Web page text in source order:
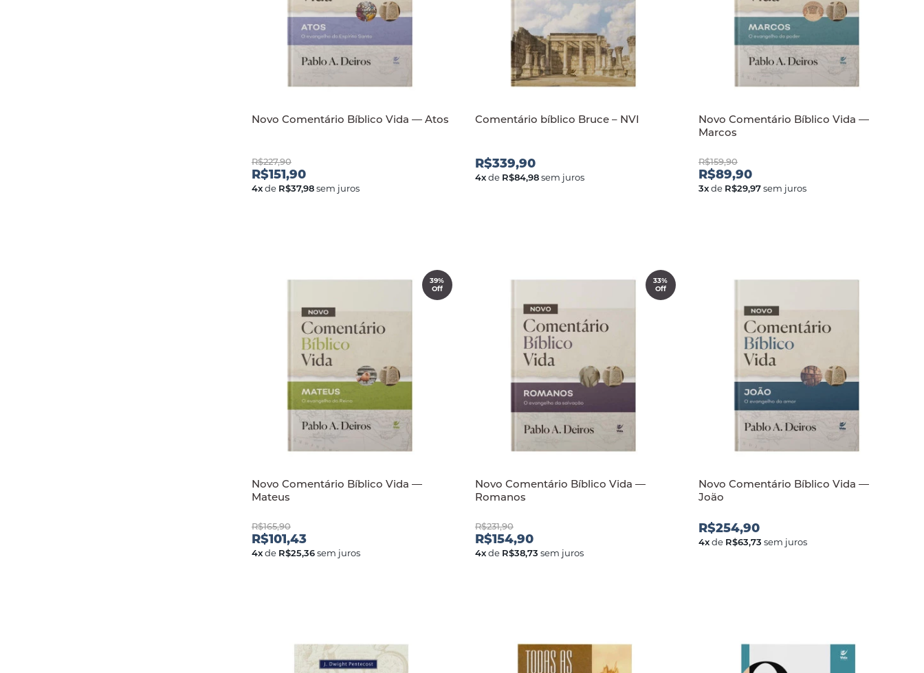
Novo Comentário Bíblico Vida — Atos
R$227,90
R$151,90
4xde R$37,98sem juros
Comentário bíblico Bruce – NVI
R$339,90
4xde R$84,98sem juros
Novo Comentário Bíblico Vida —
Marcos
R$159,90
R$89,90
3xde R$29,97sem juros
39%
Off
Novo Comentário Bíblico Vida —
Mateus
R$165,90
R$101,43
4xde R$25,36sem juros
33%
Off
Novo Comentário Bíblico Vida —
Romanos
R$231,90
R$154,90
4xde R$38,73 sem juros
Novo Comentário Bíblico Vida —
João
R$254,90
4xde R$63,73 sem juros